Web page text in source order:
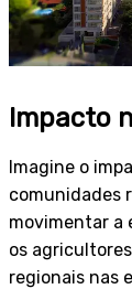
Impacto
Imagine o
comunidades
movimentar a
os
regionais nas